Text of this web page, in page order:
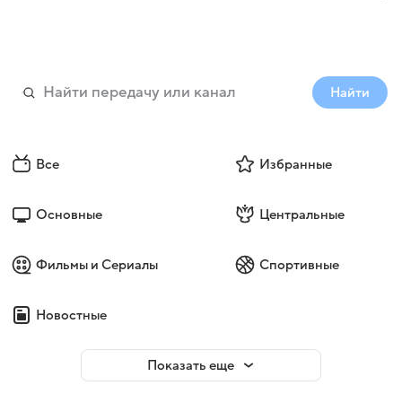
Найти
Все Избранные
Основные Центральные
Фильмы и Сериалы Спортивные
Новостные
Показать еще